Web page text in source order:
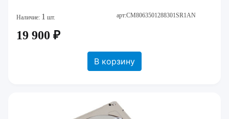
Наличие: 1 шт. арт:CM8063501288301SR1AN
19 900 ₽
В корзину